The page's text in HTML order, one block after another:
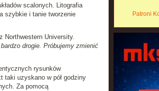
scalonych. Litografia
szybkie i tanie tworzenie
Northwestern University.
drogie. Próbujemy zmienić
rysunków
taki uzyskano w pół godziny
Za pomocą
Patroni